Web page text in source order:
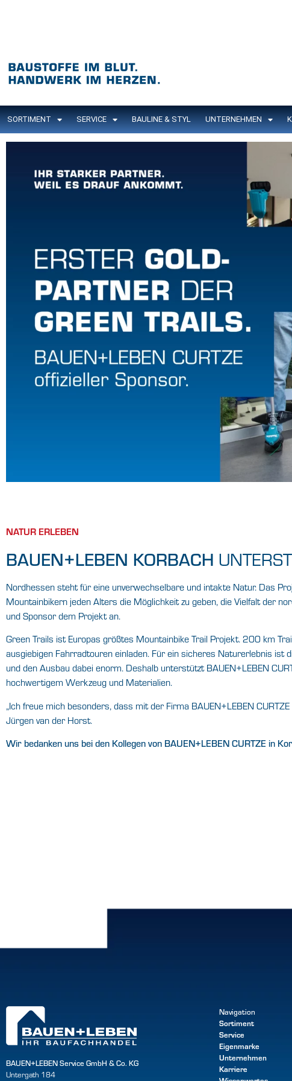
SORTIMENT SERVICE BAULINE & STYL UNTERNEHMEN
NATUR ERLEBEN
BAUEN+LEBEN KORBACH
Nordhessen steht für eine unverwechselbare und intakte Natur. Das
Mountainbikern jeden Alters die Möglichkeit zu geben, die Vielfalt der
und Sponsor dem Projekt an.
Green Trails ist Europas größtes Mountainbike Trail Projekt. 200 km
ausgiebigen Fahrradtouren einladen. Für ein sicheres Naturerlebnis
und den Ausbau dabei enorm. Deshalb unterstützt BAUEN+LEBEN
hochwertigem Werkzeug und Materialien.
„Ich freue mich besonders, dass mit der Firma BAUEN+LEBEN
Jürgen van der Horst.
Wir bedanken uns bei den Kollegen von BAUEN+LEBEN CURTZE in
BAUEN+LEBEN Service GmbH & Co. KG
Untergath 184
Navigation
Sortiment
Service
Eigenmarke
Unternehmen
Karriere